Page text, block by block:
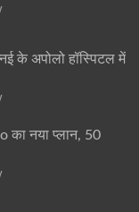
के अपोलो हॉस्पिटल में
का नया प्लान, 50